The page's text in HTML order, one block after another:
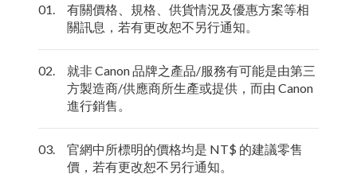
01.
有關價格、規格、供貨情況及優惠方案等相
關訊息，若有更改恕不另行通知。
02.
就非 Canon 品牌之產品/服務有可能是由第三
方製造商/供應商所生產或提供，而由 Canon
進行銷售。
03.
官網中所標明的價格均是 NT$ 的建議零售
價，若有更改恕不另行通知。